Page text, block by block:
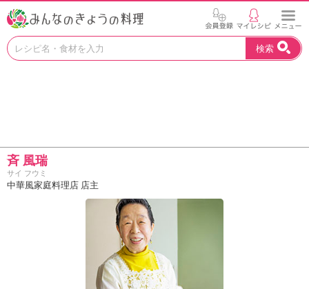
お
う
。
N
H
K
エ
検索
斉 風瑞
サイ フウミ
中華風家庭料理店 店主